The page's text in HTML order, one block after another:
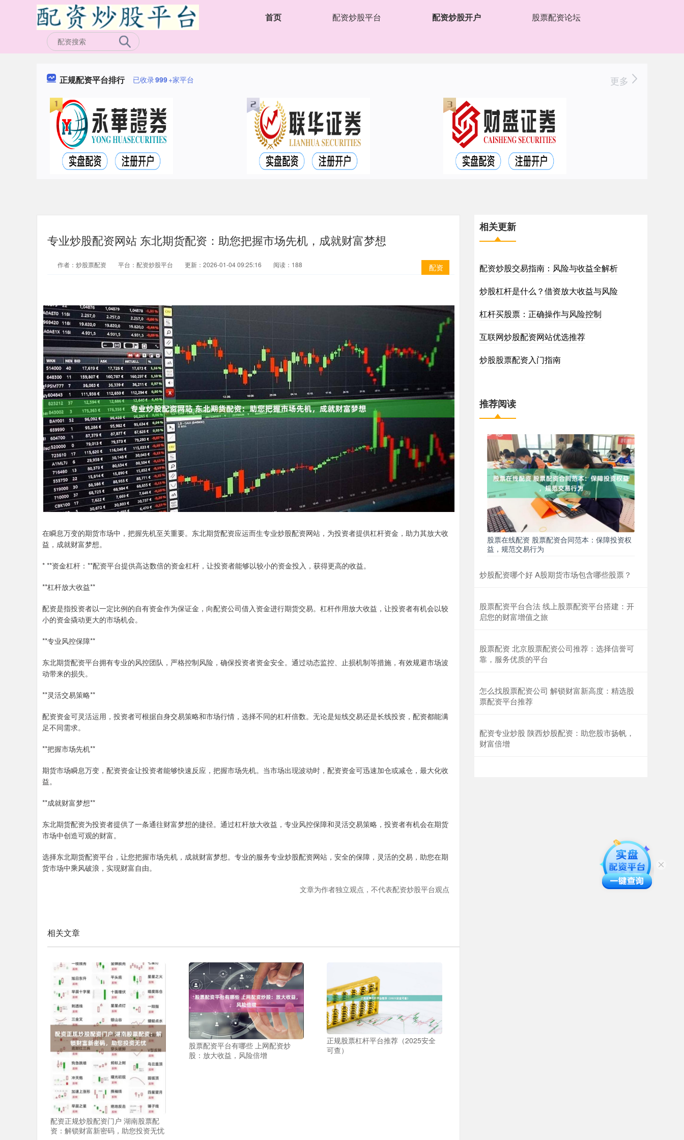
首页 配资炒股平台 配资炒股开户 股票配资论坛
正规配资平台排行 已收录999+家平台 更多
专业炒股配资网站 东北期货配资：助您把握市场先机，成就财富梦想
配资
作者：炒股票配资 平台：配资炒股平台 更新：2026-01-04 09:25:16 阅读：188
在瞬息万变的期货市场中，把握先机至关重要。东北期货配资应运而生专业炒股配资网站，为投资者提供杠杆资金，助力其放大收
益，成就财富梦想。
* **资金杠杆：**配资平台提供高达数倍的资金杠杆，让投资者能够以较小的资金投入，获得更高的收益。
**杠杆放大收益**
配资是指投资者以一定比例的自有资金作为保证金，向配资公司借入资金进行期货交易。杠杆作用放大收益，让投资者有机会以较
小的资金撬动更大的市场机会。
**专业风控保障**
东北期货配资平台拥有专业的风控团队，严格控制风险，确保投资者资金安全。通过动态监控、止损机制等措施，有效规避市场波
动带来的损失。
**灵活交易策略**
配资资金可灵活运用，投资者可根据自身交易策略和市场行情，选择不同的杠杆倍数。无论是短线交易还是长线投资，配资都能满
足不同需求。
**把握市场先机**
期货市场瞬息万变，配资资金让投资者能够快速反应，把握市场先机。当市场出现波动时，配资资金可迅速加仓或减仓，最大化收
益。
**成就财富梦想**
东北期货配资为投资者提供了一条通往财富梦想的捷径。通过杠杆放大收益，专业风控保障和灵活交易策略，投资者有机会在期货
市场中创造可观的财富。
选择东北期货配资平台，让您把握市场先机，成就财富梦想。专业的服务专业炒股配资网站，安全的保障，灵活的交易，助您在期
货市场中乘风破浪，实现财富自由。
文章为作者独立观点，不代表配资炒股平台观点
相关文章
配资正规炒股配资门户 湖南股票配
资：解锁财富新密码，助您投资无忧
股票配资平台有哪些 上网配资炒
股：放大收益，风险倍增
正规股票杠杆平台推荐（2025安全
可查）
相关更新
配资炒股交易指南：风险与收益全解析
炒股杠杆是什么？借资放大收益与风险
杠杆买股票：正确操作与风险控制
互联网炒股配资网站优选推荐
炒股股票配资入门指南
推荐阅读
股票在线配资 股票配资合同范本：保障投资权
益，规范交易行为
炒股配资哪个好 A股期货市场包含哪些股票？
股票配资平台合法 线上股票配资平台搭建：开
启您的财富增值之旅
股票配资 北京股票配资公司推荐：选择信誉可
靠，服务优质的平台
怎么找股票配资公司 解锁财富新高度：精选股
票配资平台推荐
配资专业炒股 陕西炒股配资：助您股市扬帆，
财富倍增